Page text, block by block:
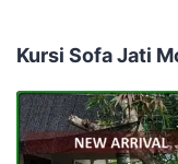
Kursi Sofa Jati